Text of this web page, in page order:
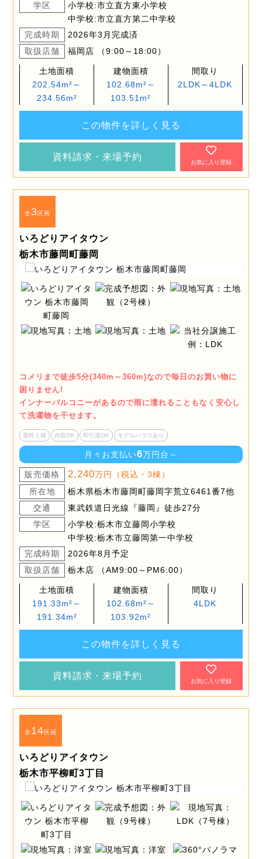
学区
小学校:市立直方東小学校
中学校:市立直方第二中学校
完成時期
2026年3月完成済
取扱店舗
福岡店 （9:00～18:00）
土地面積
202.54m²～
234.56m²
建物面積
102.68m²～
103.51m²
間取り
2LDK～4LDK
この物件を詳しく見る
資料請求・来場予約
お気に入り登録
全3区画
いろどりアイタウン
栃木市藤岡町藤岡
コメリまで徒歩5分(340m～360m)なので毎日のお買い物に
困りません!
インナーバルコニーがあるので雨に濡れることもなく安心し
て洗濯物を干せます。
最終１棟 内覧OK 即引渡OK モデルハウスあり
月々お支払い6万円台～
販売価格 2,240万円（税込・3棟）
所在地
栃木県栃木市藤岡町藤岡字荒立6461番7他
交通
東武鉄道日光線『藤岡』徒歩27分
学区
小学校:栃木市立藤岡小学校
中学校:栃木市立藤岡第一中学校
完成時期
2026年8月予定
取扱店舗
栃木店 （AM9:00～PM6:00）
土地面積
191.33m²～
191.34m²
建物面積
102.68m²～
103.92m²
間取り
4LDK
この物件を詳しく見る
資料請求・来場予約
お気に入り登録
全14区画
いろどりアイタウン
栃木市平柳町3丁目